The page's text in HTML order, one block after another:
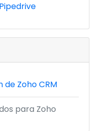
Zoho CRM
para Zoho